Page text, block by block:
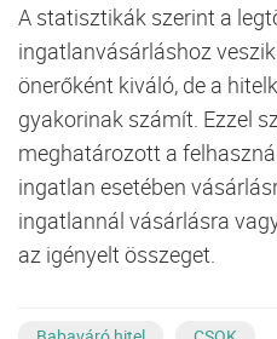
A statisztikák szerint a
ingatlanvásárláshoz
önerőként kiváló, de a
gyakorinak számít. Ezzel
meghatározott a
ingatlan esetében
ingatlannál vásárlásra
az igényelt összeget.